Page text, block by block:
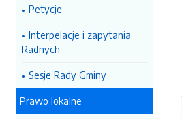
Petycje
Interpelacje i zapytania
Radnych
Sesje Rady Gminy
Prawo lokalne